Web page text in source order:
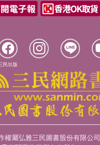
民出版
權屬弘雅三民圖書股份有限公司